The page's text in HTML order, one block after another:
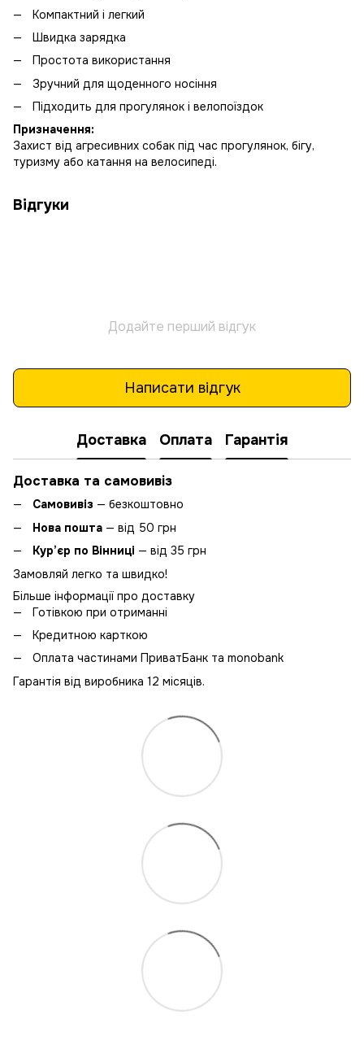
Компактний і легкий
Швидка зарядка
Простота використання
Зручний для щоденного носіння
Підходить для прогулянок і велопоїздок
Призначення:
Захист від агресивних собак під час прогулянок, бігу,
туризму або катання на велосипеді.
Відгуки
Додайте перший відгук
Написати відгук
Доставка Оплата Гарантія
Доставка та самовивіз
Самовивіз — безкоштовно
Нова пошта — від 50 грн
Кур’єр по Вінниці — від 35 грн
Замовляй легко та швидко!
Більше інформації про доставку
Готівкою при отриманні
Кредитною карткою
Оплата частинами ПриватБанк та monobank
Гарантія від виробника 12 місяців.